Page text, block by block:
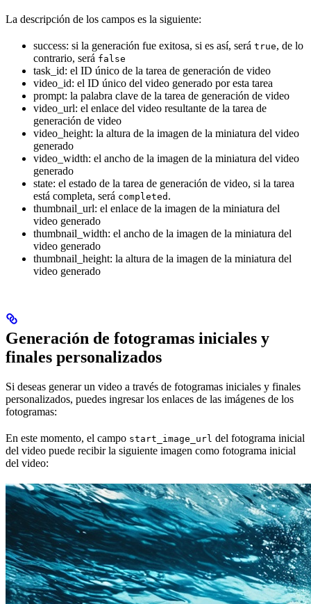
La descripción de los campos es la siguiente:
success: si la generación fue exitosa, si es así, será true, de lo
contrario, será false
task_id: el ID único de la tarea de generación de video
video_id: el ID único del video generado por esta tarea
prompt: la palabra clave de la tarea de generación de video
video_url: el enlace del video resultante de la tarea de
generación de video
video_height: la altura de la imagen de la miniatura del video
generado
video_width: el ancho de la imagen de la miniatura del video
generado
state: el estado de la tarea de generación de video, si la tarea
está completa, será completed .
thumbnail_url: el enlace de la imagen de la miniatura del
video generado
thumbnail_width: el ancho de la imagen de la miniatura del
video generado
thumbnail_height: la altura de la imagen de la miniatura del
video generado
Generación de fotogramas iniciales y
finales personalizados
Si deseas generar un video a través de fotogramas iniciales y finales
personalizados, puedes ingresar los enlaces de las imágenes de los
fotogramas:
En este momento, el campo start_image_url del fotograma inicial
del video puede recibir la siguiente imagen como fotograma inicial
del video: